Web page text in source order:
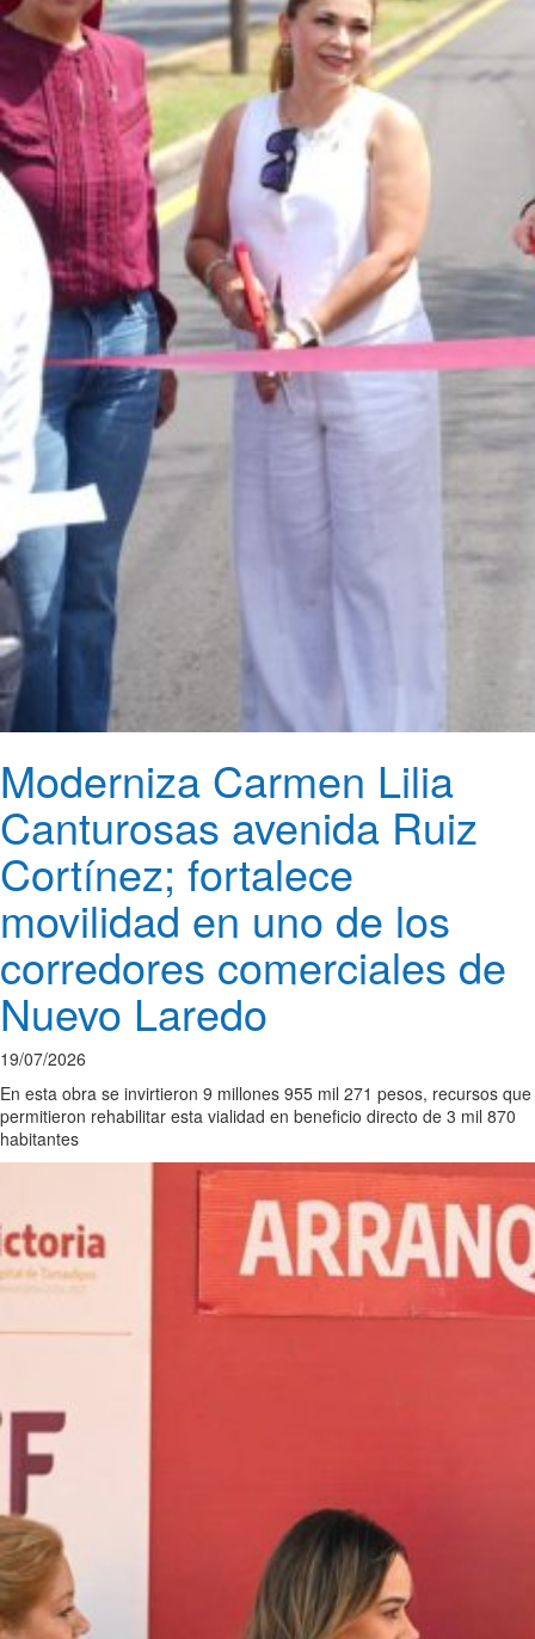
Moderniza Carmen Lilia
Canturosas avenida Ruiz
Cortínez; fortalece
movilidad en uno de los
corredores comerciales de
Nuevo Laredo
19/07/2026
En esta obra se invirtieron 9 millones 955 mil 271 pesos, recursos que
permitieron rehabilitar esta vialidad en beneficio directo de 3 mil 870
habitantes